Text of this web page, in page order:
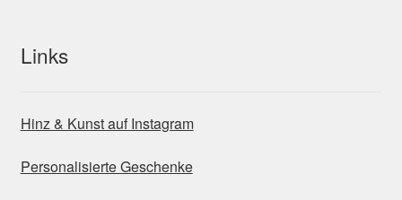
Links
Hinz & Kunst auf Instagram
Personalisierte Geschenke